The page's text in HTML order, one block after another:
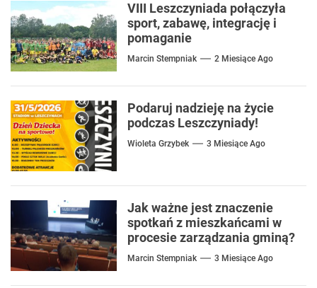
VIII Leszczyniada połączyła
sport, zabawę, integrację i
pomaganie
Marcin Stempniak 2 Miesiące Ago
Podaruj nadzieję na życie
podczas Leszczyniady!
Wioleta Grzybek 3 Miesiące Ago
Jak ważne jest znaczenie
spotkań z mieszkańcami w
procesie zarządzania gminą?
Marcin Stempniak 3 Miesiące Ago